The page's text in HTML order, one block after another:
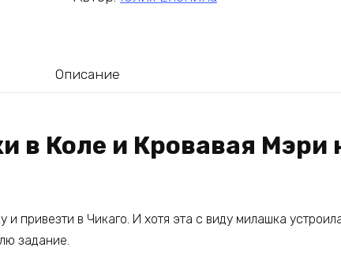
Описание
в Коле и Кровавая Мэри
привезти в Чикаго. И хотя эта с виду милашка
задание.